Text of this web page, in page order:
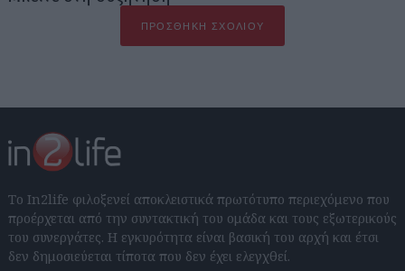
ΠΡΟΣΘΉΚΗ ΣΧΟΛΊΟΥ
Το In2life φιλοξενεί αποκλειστικά πρωτότυπο περιεχόμενο που
προέρχεται από την συντακτική του ομάδα και τους εξωτερικούς
του συνεργάτες. Η εγκυρότητα είναι βασική του αρχή και έτσι
δεν δημοσιεύεται τίποτα που δεν έχει ελεγχθεί.